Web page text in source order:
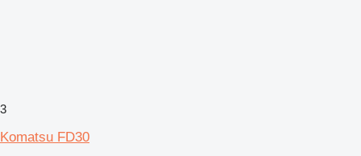
3
Komatsu FD30